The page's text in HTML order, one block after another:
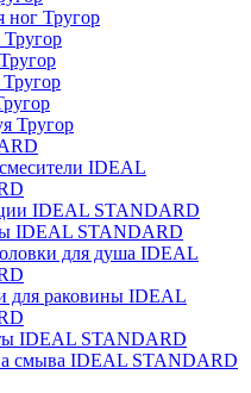
ног Тругор
Тругор
IDEAL
IDEAL STANDARD
IDEAL STANDARD
для душа IDEAL
для раковины IDEAL
IDEAL STANDARD
смыва IDEAL STANDARD